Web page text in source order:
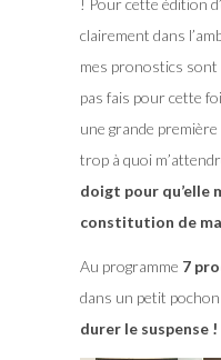
clairement dans
mes pronostics sont
pas fais pour cette
une grande
trop à quoi
doigt pour qu’elle
constitution de
Au programme 7
dans un petit
durer le suspense !